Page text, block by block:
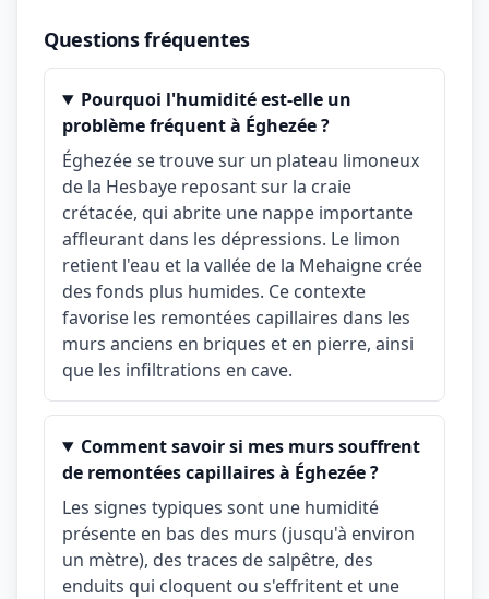
Questions fréquentes
Pourquoi l'humidité est-elle un
problème fréquent à Éghezée ?
Éghezée se trouve sur un plateau limoneux
de la Hesbaye reposant sur la craie
crétacée, qui abrite une nappe importante
affleurant dans les dépressions. Le limon
retient l'eau et la vallée de la Mehaigne crée
des fonds plus humides. Ce contexte
favorise les remontées capillaires dans les
murs anciens en briques et en pierre, ainsi
que les infiltrations en cave.
Comment savoir si mes murs souffrent
de remontées capillaires à Éghezée ?
Les signes typiques sont une humidité
présente en bas des murs (jusqu'à environ
un mètre), des traces de salpêtre, des
enduits qui cloquent ou s'effritent et une